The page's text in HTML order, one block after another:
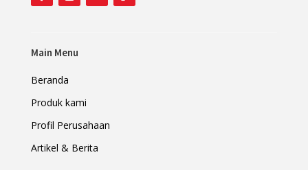
Main Menu
Beranda
Produk kami
Profil Perusahaan
Artikel & Berita